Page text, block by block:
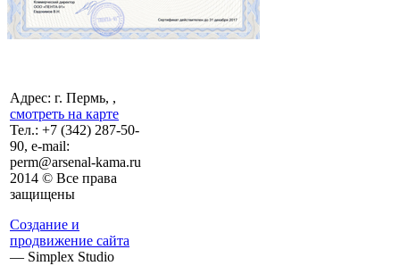
Адрес: г. Пермь, ,
смотреть на карте
Тел.: +7 (342) 287-50-
90, e-mail:
perm@arsenal-kama.ru
2014 © Все права
защищены
Создание и
продвижение сайта
— Simplex Studio